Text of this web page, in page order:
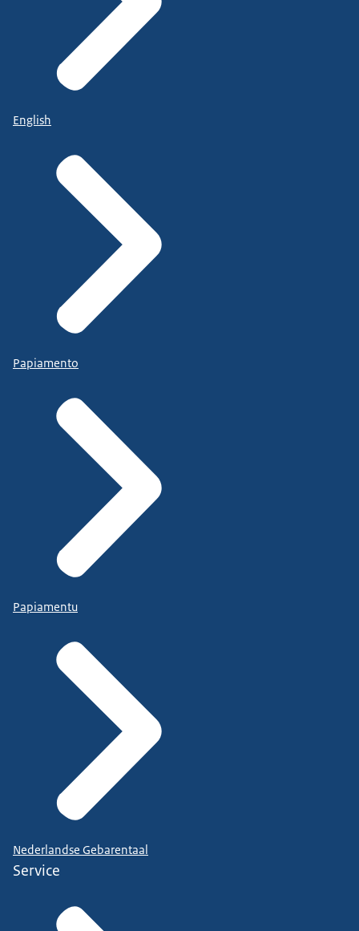
English
Papiamento
Papiamentu
Nederlandse Gebarentaal
Service